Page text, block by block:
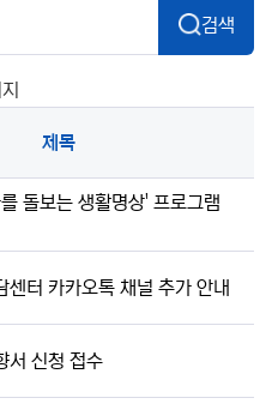
검색
제목
돌보는 생활명상' 프로그램
센터 카카오톡 채널 추가 안내
서 신청 접수